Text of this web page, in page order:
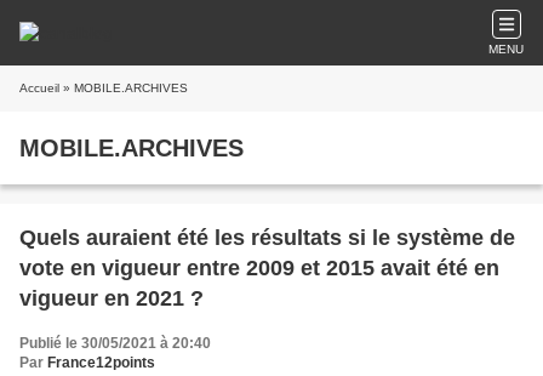
MENU
Accueil » MOBILE.ARCHIVES
MOBILE.ARCHIVES
Quels auraient été les résultats si le système de
vote en vigueur entre 2009 et 2015 avait été en
vigueur en 2021 ?
Publié le 30/05/2021 à 20:40
Par France12points